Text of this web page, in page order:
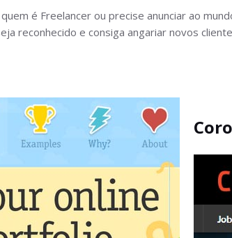
é Freelancer ou precise anunciar ao
reconhecido e consiga angariar novos